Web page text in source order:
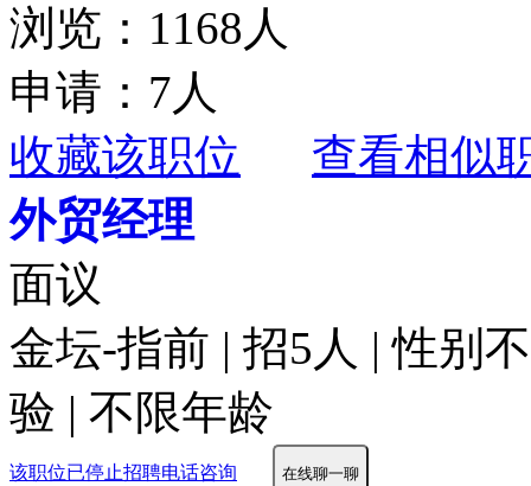
浏览：1168人
申请：7人
收藏该职位
查看相似
外贸经理
面议
金坛-指前 | 招5人 | 性别
验 | 不限年龄
该职位已停止招聘电话咨询 在线聊一聊